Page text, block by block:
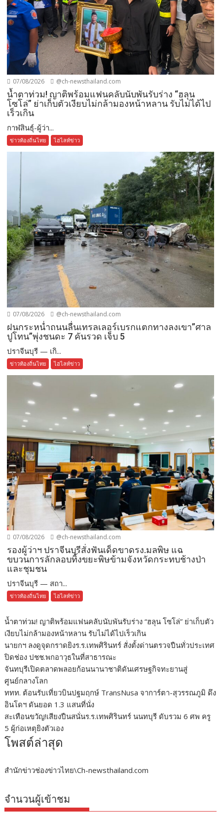
07/08/2026 @ch-newsthailand.com
น้ำตาท่วม! ญาติพร้อมแฟนคลับนับพันรับร่าง “ฮลุน
โซโล่” ย่าเก็บตัวเงียบไม่กล้ามองหน้าหลาน รับไม่ได้ไป
เร็วเกิน
กาฬสินธุ์-ผู้ว่า...
ข่าวท้องถิ่นไทย ไฮไลท์ข่าว
07/08/2026 @ch-newsthailand.com
ฝนกระหน่ำถนนลื่นเทรลเลอร์เบรกแตกทางลงเขา”ศาล
ปูโทน”พุ่งชนดะ 7 คันรวด เจ็บ 5
ปราจีนบุรี — เกิ...
ข่าวท้องถิ่นไทย ไฮไลท์ข่าว
07/08/2026 @ch-newsthailand.com
รองผู้ว่าฯ ปราจีนบุรีสั่งฟันเด็ดขาดรง.มลพิษ แฉ
ขบวนการลักลอบทิ้งขยะพิษข้ามจังหวัดกระทบช้างป่า
และชุมชน
ปราจีนบุรี — สถา...
ข่าวท้องถิ่นไทย ไฮไลท์ข่าว
น้ำตาท่วม! ญาติพร้อมแฟนคลับนับพันรับร่าง “ฮลุน โซโล่” ย่าเก็บตัว
เงียบไม่กล้ามองหน้าหลาน รับไม่ได้ไปเร็วเกิน
นายกฯ ลงดูจุดกราดยิงร.ร.เทพศิรินทร์ สั่งตั้งด่านตรวจปืนทั่วประเทศ
ปิดช่อง ปชช.พกอาวุธในที่สาธารณะ
จันทบุรีเปิดตลาดพลอยก้อนนานาชาติดันเศรษฐกิจทะยานสู่
ศูนย์กลางโลก
ททท. ต้อนรับเที่ยวบินปฐมฤกษ์ TransNusa จาการ์ตา-สุวรรณภูมิ ดึง
อินโดฯ ดันยอด 1.3 แสนที่นั่ง
สะเทือนขวัญ!เสียงปืนสนั่นร.ร.เทพศิรินทร์ นนทบุรี ดับรวม 6 ศพ ครู
5 ผู้ก่อเหตุยิงตัวเอง
โพสต์ล่าสุด
สำนักข่าวช่องข่าวไทย\Ch-newsthailand.com
จำนวนผู้เข้าชม